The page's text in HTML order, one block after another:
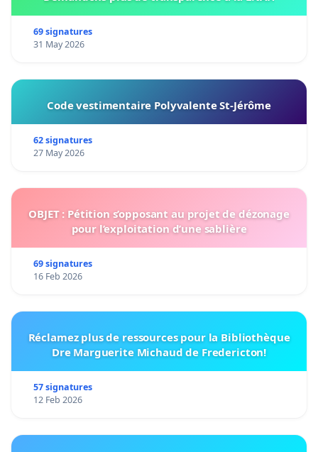
69 signatures
31 May 2026
Code vestimentaire Polyvalente St-Jérôme
62 signatures
27 May 2026
OBJET : Pétition s’opposant au projet de dézonage
pour l’exploitation d’une sablière
69 signatures
16 Feb 2026
Réclamez plus de ressources pour la Bibliothèque
Dre Marguerite Michaud de Fredericton!
57 signatures
12 Feb 2026